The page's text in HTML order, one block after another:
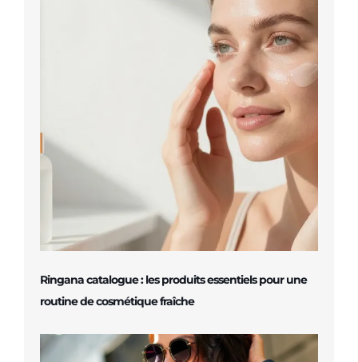
Ringana catalogue : les produits essentiels pour une
routine de cosmétique fraîche